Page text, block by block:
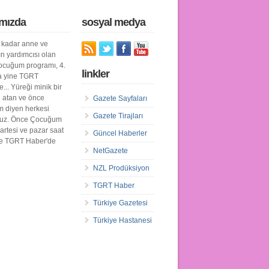
anne ve
yardımcısı olan
programı, 4.
yine TGRT
Yüreği minik bir
atan ve önce
diyen herkesi
Önce Çocuğum
ve pazar saat
TGRT Haber'de
sosyal medya
linkler
Gazete Sayfaları
Gazete Tirajları
Güncel Haberler
NetGazete
NZL Prodüksiyon
TGRT Haber
Türkiye Gazetesi
Türkiye Hastanesi